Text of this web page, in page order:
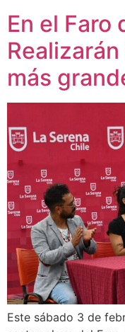
En el Faro
más
Este sábado 3 de